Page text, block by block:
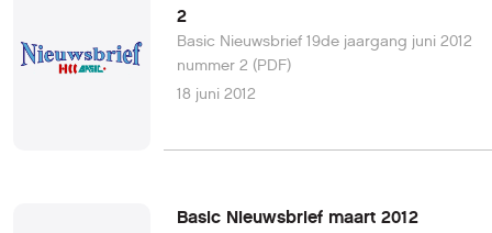
2
Basic Nieuwsbrief 19de jaargang juni 2012
nummer 2 (PDF)
18 juni 2012
Basic Nieuwsbrief maart 2012